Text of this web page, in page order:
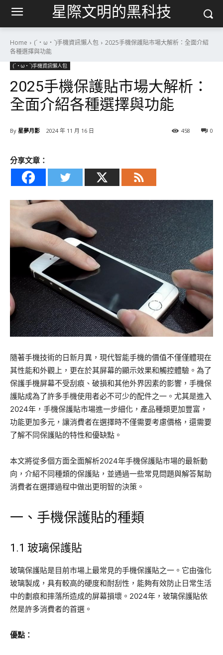
星際文明的黑科技
Home (´・ω・`)手機資訊懶人包
2025手機保護貼市場大解析：全面介紹
各種選擇與功能
(´・ω・`)手機資訊懶人包
2025手機保護貼市場大解析：
全面介紹各種選擇與功能
By 星夢月影 2024 年 11 月 16 日 0
458
分享文章：
隨著手機技術的日新月異，現代智能手機的價值不僅僅體現在
其性能和外觀上，更在於其屏幕的顯示效果和觸控體驗。為了
保護手機屏幕不受刮痕、破損和其他外界因素的影響，手機保
護貼成為了許多手機使用者必不可少的配件之一。尤其是進入
2024年，手機保護貼市場進一步細化，產品種類更加豐富，
功能更加多元，讓消費者在選擇時不僅需要考慮價格，還需要
了解不同保護貼的特性和優缺點。
本文將從多個方面全面解析2024年手機保護貼市場的最新動
向，介紹不同種類的保護貼，並通過一些常見問題與解答幫助
消費者在選擇過程中做出更明智的決策。
一、手機保護貼的種類
1.1 玻璃保護貼
玻璃保護貼是目前市場上最常見的手機保護貼之一。它由強化
玻璃製成，具有較高的硬度和耐刮性，能夠有效防止日常生活
中的劃痕和摔落所造成的屏幕損壞。2024年，玻璃保護貼依
然是許多消費者的首選。
優點：